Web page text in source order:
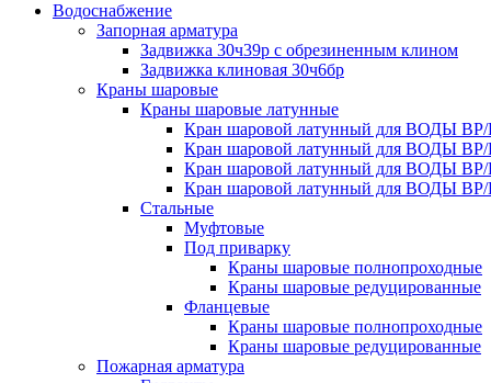
Водоснабжение
Запорная арматура
Задвижка 30ч39р с обрезиненным клином
Задвижка клиновая 30ч6бр
Краны шаровые
Краны шаровые латунные
Кран шаровой латунный для ВОДЫ
Кран шаровой латунный для ВОДЫ
Кран шаровой латунный для ВОДЫ
Кран шаровой латунный для ВОДЫ
Стальные
Муфтовые
Под приварку
Краны шаровые полнопроходные
Краны шаровые редуцированные
Фланцевые
Краны шаровые полнопроходные
Краны шаровые редуцированные
Пожарная арматура